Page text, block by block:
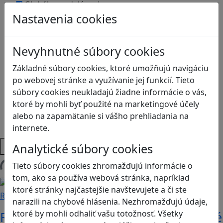
Nastavenia cookies
Nevyhnutné súbory cookies
Základné súbory cookies, ktoré umožňujú navigáciu
po webovej stránke a využívanie jej funkcií. Tieto
súbory cookies neukladajú žiadne informácie o vás,
ktoré by mohli byť použité na marketingové účely
alebo na zapamätanie si vášho prehliadania na
internete.
Analytické súbory cookies
Tieto súbory cookies zhromažďujú informácie o
tom, ako sa používa webová stránka, napríklad
ktoré stránky najčastejšie navštevujete a či ste
narazili na chybové hlásenia. Nezhromažďujú údaje,
ktoré by mohli odhaliť vašu totožnosť. Všetky
Globálne vzdelávanie
Kreativita
Logické myslenie
Ľudské práva a tolerancia
Motorika a koncentrácia
Programovanie/Technika
Sociálne zručnosti a kooperácia
Strategické myslenie
Zdravie a pohyb
Platformy
Načítam blogy
Recenzie
Rébusy sú hlavolamy do vrecka, ktoré